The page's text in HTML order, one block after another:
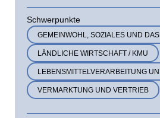
Schwerpunkte
GEMEINWOHL, SOZIALES UND
LÄNDLICHE WIRTSCHAFT / KMU
LEBENSMITTELVERARBEITUNG
VERMARKTUNG UND VERTRIEB